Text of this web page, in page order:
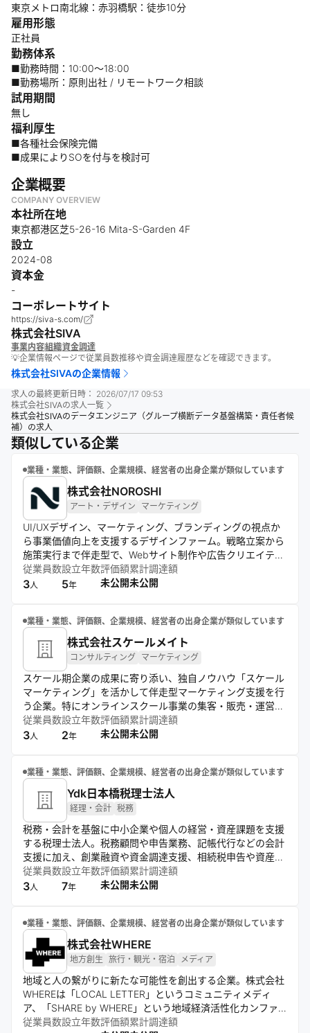
東京メトロ南北線：赤羽橋駅：徒歩10分
雇用形態
正社員
勤務体系
■勤務時間：10:00〜18:00
■勤務場所：原則出社 / リモートワーク相談
試用期間
無し
福利厚生
■各種社会保険完備
■成果によりSOを付与を検討可
企業概要
COMPANY OVERVIEW
本社所在地
東京都港区芝5-26-16 Mita-S-Garden 4F
設立
2024-08
資本金
-
コーポレートサイト
https://siva-s.com/
株式会社SIVA
事業内容組織資金調達
💡企業情報ページで従業員数推移や資金調達履歴などを確認できます。
株式会社SIVAの企業情報
求人の最終更新日時： 2026/07/17 09:53
株式会社SIVAの求人一覧
株式会社SIVAのデータエンジニア（グループ横断データ基盤構築・責任者候
補）の求人
類似している企業
業種・業態、評価額、企業規模、経営者の出身企業が類似しています
株式会社NOROSHI
アート・デザイン マーケティング
UI/UXデザイン、マーケティング、ブランディングの視点か
ら事業価値向上を支援するデザインファーム。戦略立案から
施策実行まで伴走型で、Webサイト制作や広告クリエイティ
ブ制作などを提供。StudioやFramerを活用し、スピーディな
開発と運用を実現。
従業員数
3人
設立年数
5年
評価額
未公開
累計調達額
未公開
業種・業態、評価額、企業規模、経営者の出身企業が類似しています
株式会社スケールメイト
コンサルティング マーケティング
スケール期企業の成果に寄り添い、独自ノウハウ「スケール
マーケティング」を活かして伴走型マーケティング支援を行
う企業。特にオンラインスクール事業の集客・販売・運営に
おいて一気通貫で伴走型サポートを提供し、データ分析に基
づく戦略立案と総合的施策によりクライアントの事業成長を
従業員数
3人
設立年数
2年
評価額
未公開
累計調達額
未公開
業種・業態、評価額、企業規模、経営者の出身企業が類似しています
Ydk日本橋税理士法人
経理・会計 税務
税務・会計を基盤に中小企業や個人の経営・資産課題を支援
する税理士法人。税務顧問や申告業務、記帳代行などの会計
支援に加え、創業融資や資金調達支援、相続税申告や資産運
用支援など幅広いサービスを提供。専門家によるチーム体制
で企業経営や資産管理を総合的に支援する。
従業員数
3人
設立年数
7年
評価額
未公開
累計調達額
未公開
業種・業態、評価額、企業規模、経営者の出身企業が類似しています
株式会社WHERE
地方創生 旅行・観光・宿泊 メディア
地域と人の繋がりに新たな可能性を創出する企業。株式会社
WHEREは「LOCAL LETTER」というコミュニティメディ
ア、「SHARE by WHERE」という地域経済活性化カンファ
レンス、「一棟貸し古民家まつや邸」などの事業を通じて、
従業員数設立年数評価額累計調達額